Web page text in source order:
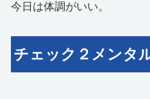
今日は体調がいい。
チェック２メンタ